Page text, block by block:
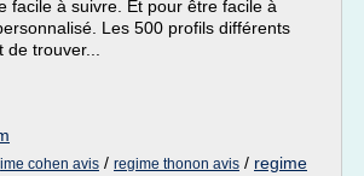
facile à suivre. Et pour être facile à
Les 500 profils différents
trouver...
cohen avis / regime thonon avis / regime